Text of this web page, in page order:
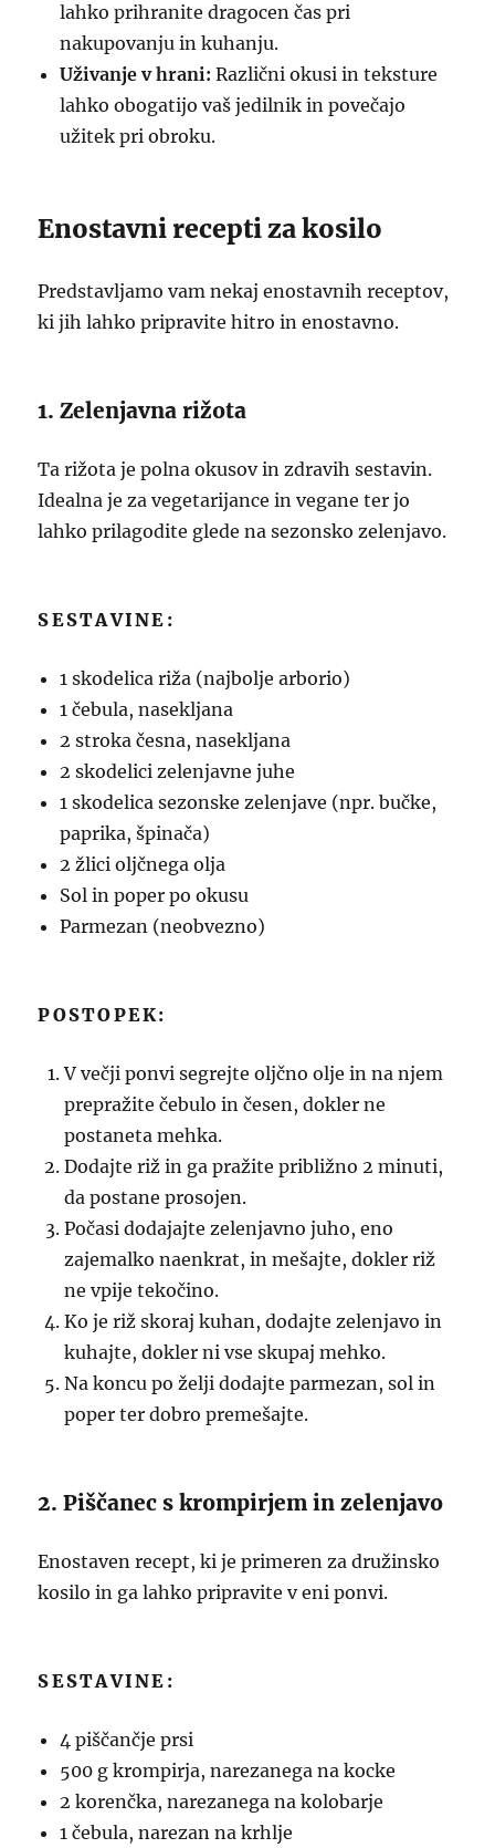
lahko prihranite dragocen čas pri
nakupovanju in kuhanju.
Uživanje v hrani: Različni okusi in teksture
lahko obogatijo vaš jedilnik in povečajo
užitek pri obroku.
Enostavni recepti za kosilo
Predstavljamo vam nekaj enostavnih receptov,
ki jih lahko pripravite hitro in enostavno.
1. Zelenjavna rižota
Ta rižota je polna okusov in zdravih sestavin.
Idealna je za vegetarijance in vegane ter jo
lahko prilagodite glede na sezonsko zelenjavo.
SESTAVINE:
1 skodelica riža (najbolje arborio)
1 čebula, nasekljana
2 stroka česna, nasekljana
2 skodelici zelenjavne juhe
1 skodelica sezonske zelenjave (npr. bučke,
paprika, špinača)
2 žlici oljčnega olja
Sol in poper po okusu
Parmezan (neobvezno)
POSTOPEK:
V večji ponvi segrejte oljčno olje in na njem
prepražite čebulo in česen, dokler ne
postaneta mehka.
Dodajte riž in ga pražite približno 2 minuti,
da postane prosojen.
Počasi dodajajte zelenjavno juho, eno
zajemalko naenkrat, in mešajte, dokler riž
ne vpije tekočino.
Ko je riž skoraj kuhan, dodajte zelenjavo in
kuhajte, dokler ni vse skupaj mehko.
Na koncu po želji dodajte parmezan, sol in
poper ter dobro premešajte.
2. Piščanec s krompirjem in zelenjavo
Enostaven recept, ki je primeren za družinsko
kosilo in ga lahko pripravite v eni ponvi.
SESTAVINE:
4 piščančje prsi
500 g krompirja, narezanega na kocke
2 korenčka, narezanega na kolobarje
1 čebula, narezan na krhlje